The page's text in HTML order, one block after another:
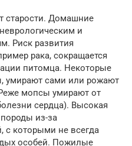
старости. Домашние
и
Риск развития
рака, сокращается
питомца. Некоторые
умирают сами или рожают
мопсы умирают от
сердца). Высокая
из-за
с которыми не всегда
особей. Пожилые